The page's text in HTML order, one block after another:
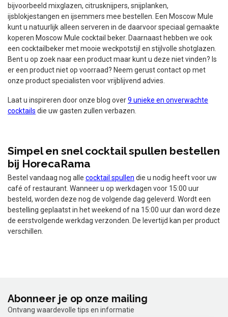
bijvoorbeeld mixglazen, citrusknijpers, snijplanken,
ijsblokjestangen en ijsemmers mee bestellen. Een Moscow Mule
kunt u natuurlijk alleen serveren in de daarvoor speciaal gemaakte
koperen Moscow Mule cocktail beker. Daarnaast hebben we ook
een cocktailbeker met mooie weckpotstijl en stijlvolle shotglazen.
Bent u op zoek naar een product maar kunt u deze niet vinden? Is
er een product niet op voorraad? Neem gerust contact op met
onze product specialisten voor vrijblijvend advies.
Laat u inspireren door onze blog over9 unieke en onverwachte
cocktails die uw gasten zullen verbazen.
Simpel en snel cocktail spullen bestellen
bij HorecaRama
Bestel vandaag nog alle cocktail spullen die u nodig heeft voor uw
café of restaurant. Wanneer u op werkdagen voor 15:00 uur
besteld, worden deze nog de volgende dag geleverd. Wordt een
bestelling geplaatst in het weekend of na 15:00 uur dan word deze
de eerstvolgende werkdag verzonden. De levertijd kan per product
verschillen.
Abonneer je op onze mailing
Ontvang waardevolle tips en informatie